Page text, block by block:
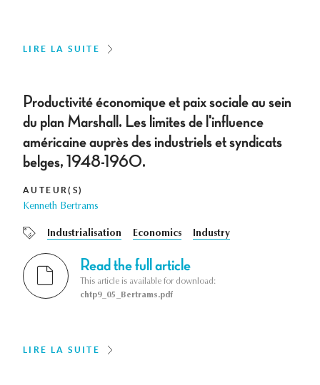
LIRE LA SUITE
Productivité économique et paix sociale au sein
du plan Marshall. Les limites de l'influence
américaine auprès des industriels et syndicats
belges, 1948-1960.
AUTEUR(S)
Kenneth Bertrams
Industrialisation Economics Industry
Read the full article
This article is available for download:
chtp9_05_Bertrams.pdf
LIRE LA SUITE